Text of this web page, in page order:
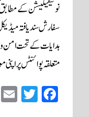
نوٹیفیکیشن کے
سفارش سندیافتہ
ہدایات کے تحت امن
متعلقہ پوائنٹس پر
Fa
ce
T
wi